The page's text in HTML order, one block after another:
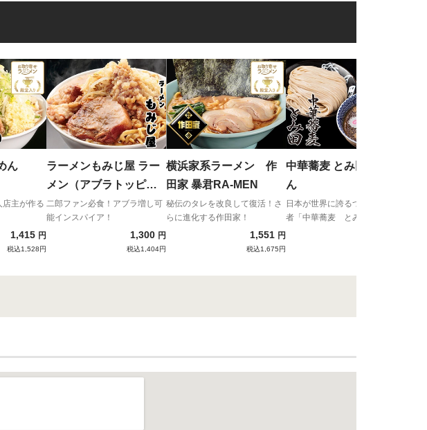
ん
店主が作る
1,415 円
税込1,528円
ラーメンもみじ屋 ラー
メン（アブラトッピン
グ付）
二郎ファン必食！アブラ増し可
能インスパイア！
1,300 円
税込1,404円
横浜家系ラーメン 作
田家 暴君RA-MEN
秘伝のタレを改良して復活！さ
らに進化する作田家！
1,551 円
税込1,675円
中華蕎麦 とみ田 つけめ
ん
日本が世界に誇るつけめんの王
者「中華蕎麦 とみ田」